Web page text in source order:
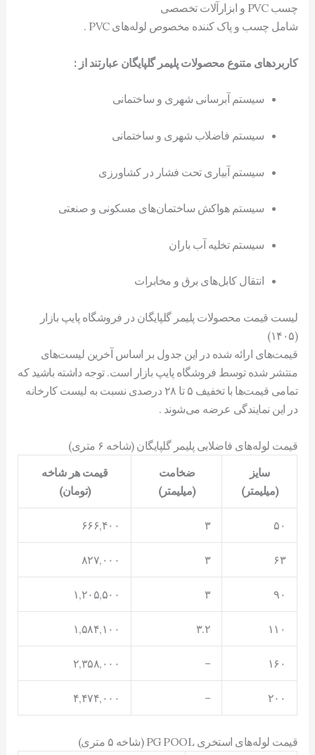
چسب PVC و ابزارآلات تخصصی
شامل چسب و پاک کننده مخصوص لوله‌های PVC .
کاربردهای متنوع محصولات پلیمر گلپایگان عبارتند از :
سیستم آبرسانی شهری و ساختمانی
سیستم فاضلاب شهری و ساختمانی
سیستم آبیاری تحت فشار در کشاورزی
سیستم هواکش ساختمان‌های مسکونی و صنعتی
سیستم تخلیه آب باران
انتقال کابل‌های برق و مخابرات
لیست قیمت محصولات پلیمر گلپایگان در فروشگاه پایپ بازار
(۱۴۰۵)
قیمت‌های ارائه شده در این جدول بر اساس آخرین لیست‌های
منتشر شده توسط فروشگاه پایپ بازار است. توجه داشته باشید که
تمامی قیمت‌ها با تخفیف ۵ تا ۲۸ درصدی نسبت به لیست کارخانه
در این نمایندگی عرضه می‌شوند .
قیمت لوله‌های فاضلابی پلیمر گلپایگان (شاخه ۶ متری)
سایز
(میلیمتر)
ضخامت
(میلیمتر)
قیمت هر شاخه
(تومان)
۵۰ ۳ ۶۶۶,۴۰۰
۶۳ ۳ ۸۲۷,۰۰۰
۹۰ ۳ ۱,۲۰۵,۵۰۰
۱۱۰ ۳.۲ ۱,۵۸۴,۱۰۰
۱۶۰ – ۲,۳۵۸,۰۰۰
۲۰۰ – ۴,۴۷۴,۰۰۰
قیمت لوله‌های استخری PG POOL (شاخه ۵ متری)